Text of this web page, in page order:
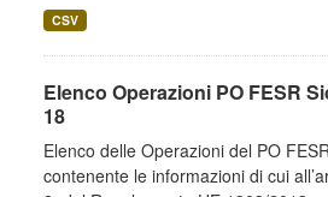
CSV
Elenco Operazioni PO FESR
18
Elenco delle Operazioni del PO
contenente le informazioni di cui